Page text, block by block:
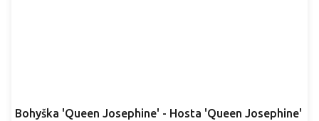
Bohyška 'Queen Josephine' - Hosta 'Queen Josephine'